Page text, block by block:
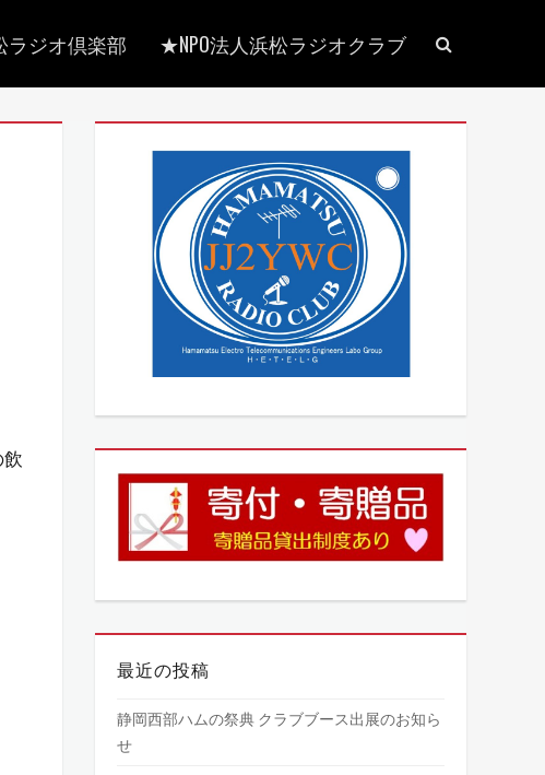
ジオ倶楽部 ★NPO法人浜松ラジオクラブ
索
最近の投稿
静岡西部ハムの祭典 クラブブース出展のお知ら
せ